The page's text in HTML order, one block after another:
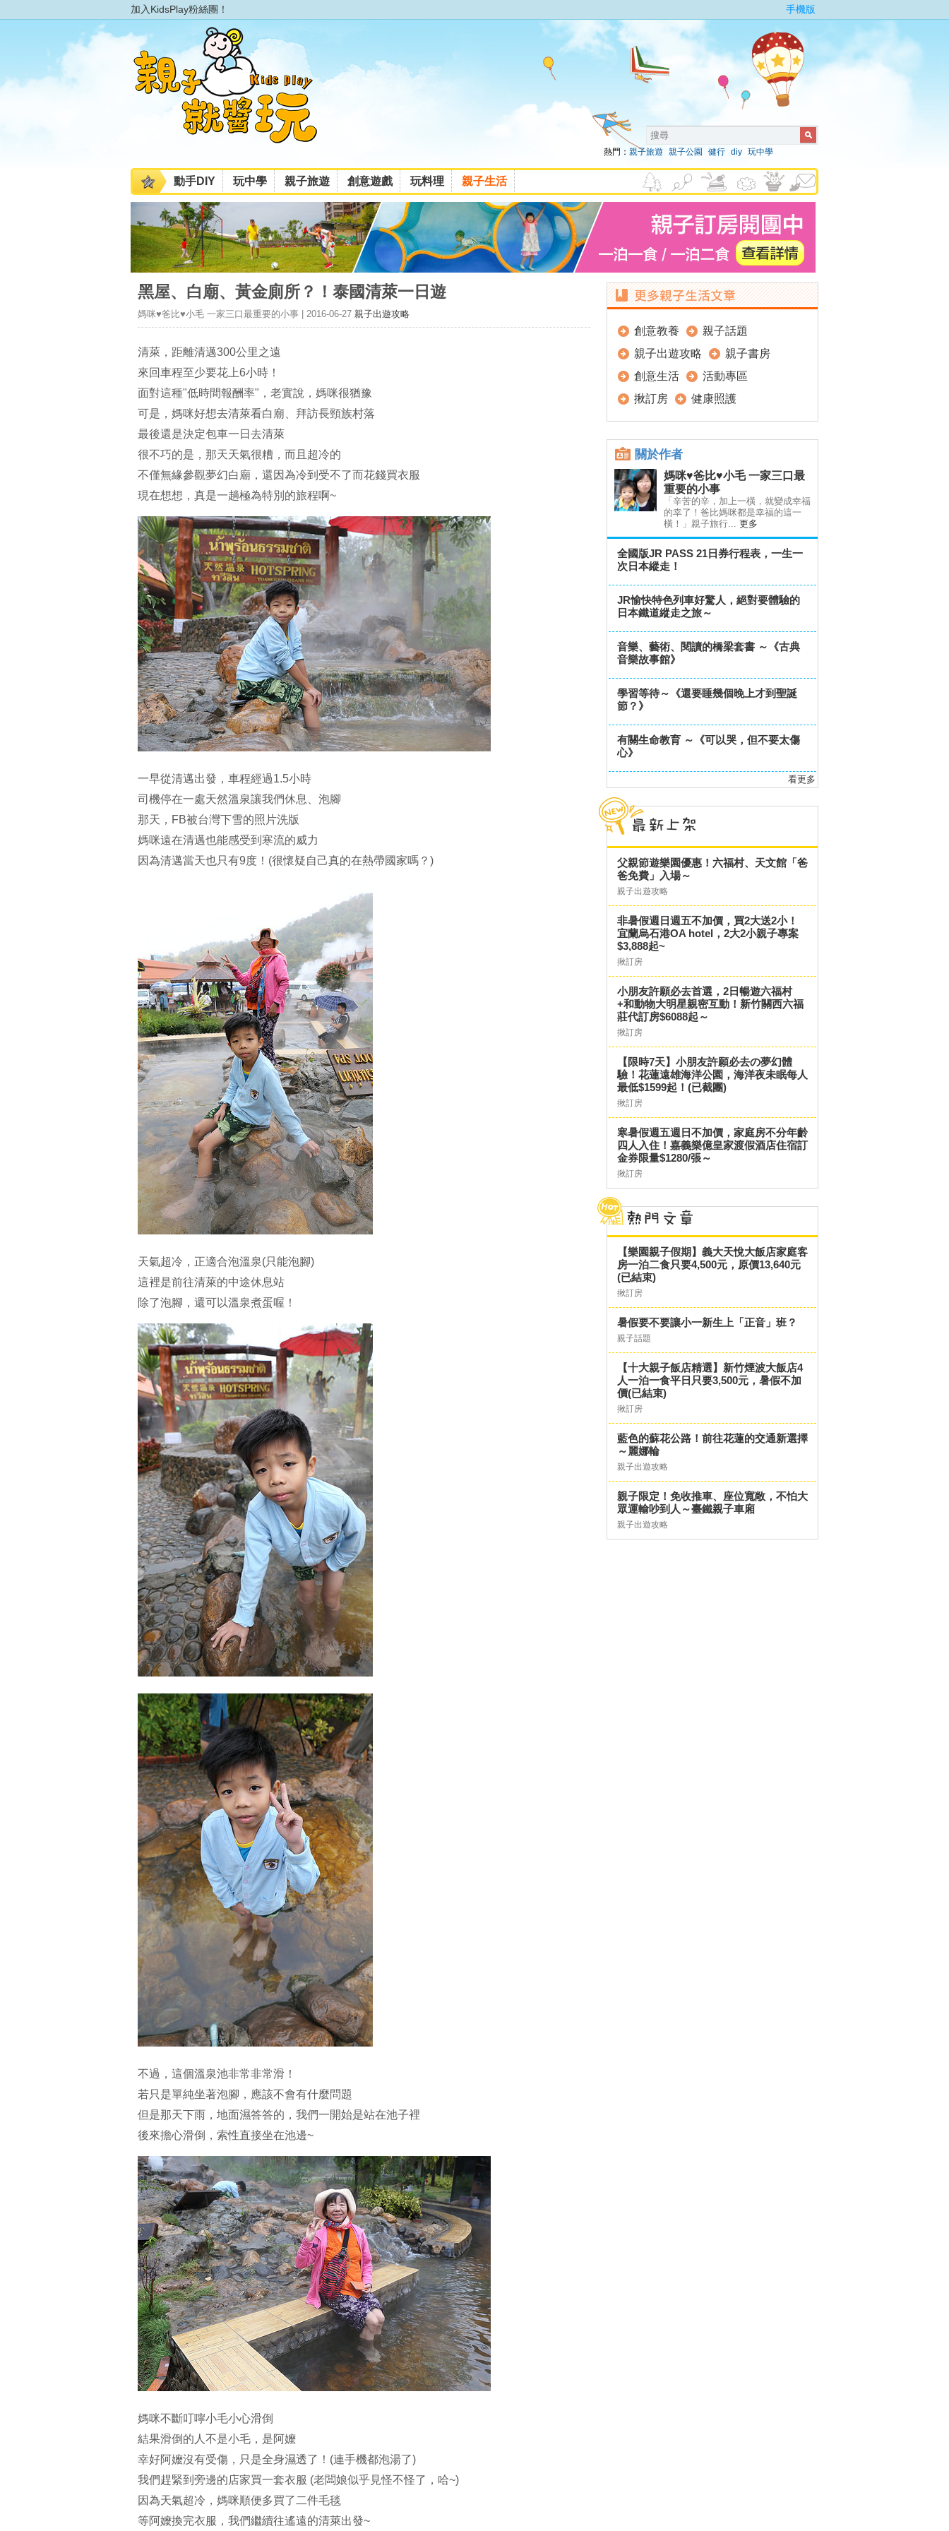
加入KidsPlay粉絲團！ 手機版
熱門： 親子旅遊 親子公園 健行 diy 玩中學
動手DIY 玩中學 親子旅遊 創意遊戲 玩料理 親子生活
黑屋、白廟、黃金廁所？！泰國清萊一日遊
媽咪♥爸比♥小毛 一家三口最重要的小事 | 2016-06-27 親子出遊攻略
清萊，距離清邁300公里之遠
來回車程至少要花上6小時！
面對這種"低時間報酬率"，老實說，媽咪很猶豫
可是，媽咪好想去清萊看白廟、拜訪長頸族村落
最後還是決定包車一日去清萊
很不巧的是，那天天氣很糟，而且超冷的
不僅無緣參觀夢幻白廟，還因為冷到受不了而花錢買衣服
現在想想，真是一趟極為特別的旅程啊~
一早從清邁出發，車程經過1.5小時
司機停在一處天然溫泉讓我們休息、泡腳
那天，FB被台灣下雪的照片洗版
媽咪遠在清邁也能感受到寒流的威力
因為清邁當天也只有9度！(很懷疑自己真的在熱帶國家嗎？)
天氣超冷，正適合泡溫泉(只能泡腳)
這裡是前往清萊的中途休息站
除了泡腳，還可以溫泉煮蛋喔！
不過，這個溫泉池非常非常滑！
若只是單純坐著泡腳，應該不會有什麼問題
但是那天下雨，地面濕答答的，我們一開始是站在池子裡
後來擔心滑倒，索性直接坐在池邊~
媽咪不斷叮嚀小毛小心滑倒
結果滑倒的人不是小毛，是阿嬤
幸好阿嬤沒有受傷，只是全身濕透了！(連手機都泡湯了)
我們趕緊到旁邊的店家買一套衣服 (老闆娘似乎見怪不怪了，哈~)
因為天氣超冷，媽咪順便多買了二件毛毯
等阿嬤換完衣服，我們繼續往遙遠的清萊出發~
創意教養
親子話題
親子出遊攻略
親子書房
創意生活
活動專區
揪訂房
健康照護
關於作者
媽咪♥爸比♥小毛 一家三口最
重要的小事
「辛苦的辛，加上一橫，就變成幸福
的幸了！爸比媽咪都是幸福的這一
橫！」親子旅行... 更多
全國版JR PASS 21日券行程表，一生一
次日本縱走！
JR愉快特色列車好驚人，絕對要體驗的
日本鐵道縱走之旅～
音樂、藝術、閱讀的橋梁套書 ～《古典
音樂故事館》
學習等待～《還要睡幾個晚上才到聖誕
節？》
有關生命教育 ～《可以哭，但不要太傷
心》
看更多
父親節遊樂園優惠！六福村、天文館「爸
爸免費」入場～
親子出遊攻略
非暑假週日週五不加價，買2大送2小！
宜蘭烏石港OA hotel，2大2小親子專案
$3,888起~
揪訂房
小朋友許願必去首選，2日暢遊六福村
+和動物大明星親密互動！新竹關西六福
莊代訂房$6088起～
揪訂房
【限時7天】小朋友許願必去の夢幻體
驗！花蓮遠雄海洋公園，海洋夜未眠每人
最低$1599起！(已截團)
揪訂房
寒暑假週五週日不加價，家庭房不分年齡
四人入住！嘉義樂億皇家渡假酒店住宿訂
金券限量$1280/張～
揪訂房
【樂園親子假期】義大天悅大飯店家庭客
房一泊二食只要4,500元，原價13,640元
(已結束)
揪訂房
暑假要不要讓小一新生上「正音」班？
親子話題
【十大親子飯店精選】新竹煙波大飯店4
人一泊一食平日只要3,500元，暑假不加
價(已結束)
揪訂房
藍色的蘇花公路！前往花蓮的交通新選擇
～麗娜輪
親子出遊攻略
親子限定！免收推車、座位寬敞，不怕大
眾運輸吵到人～臺鐵親子車廂
親子出遊攻略